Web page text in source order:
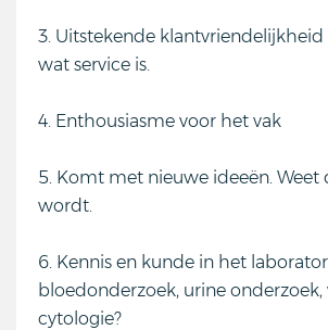
3. Uitstekende klantvriendelijkheid
wat service is.
4. Enthousiasme voor het vak
5. Komt met nieuwe ideeën. Weet
wordt.
6. Kennis en kunde in het
bloedonderzoek, urine
cytologie?